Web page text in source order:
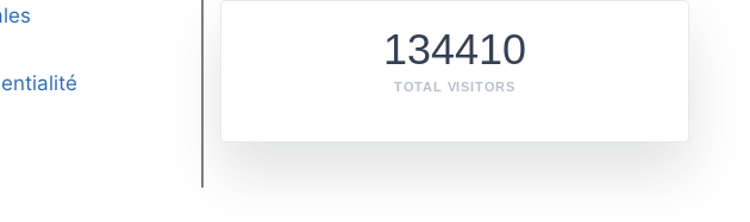
134410
TOTAL VISITORS